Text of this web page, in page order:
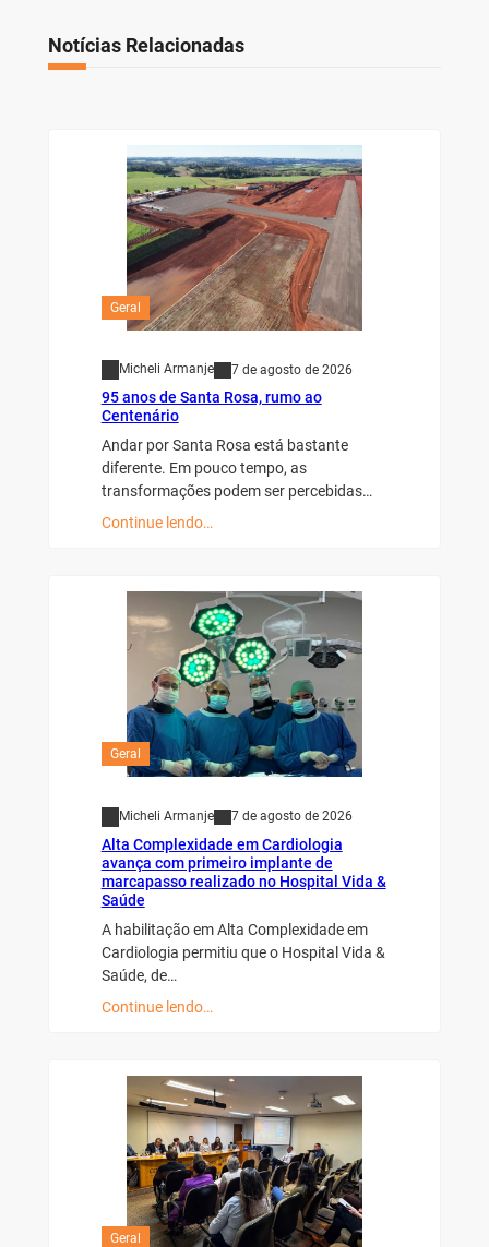
Notícias Relacionadas
Geral
Micheli Armanje 7 de agosto de 2026
95 anos de Santa Rosa, rumo ao
Centenário
Andar por Santa Rosa está bastante
diferente. Em pouco tempo, as
transformações podem ser percebidas…
Continue lendo…
Geral
Micheli Armanje 7 de agosto de 2026
Alta Complexidade em Cardiologia
avança com primeiro implante de
marcapasso realizado no Hospital Vida &
Saúde
A habilitação em Alta Complexidade em
Cardiologia permitiu que o Hospital Vida &
Saúde, de…
Continue lendo…
Geral